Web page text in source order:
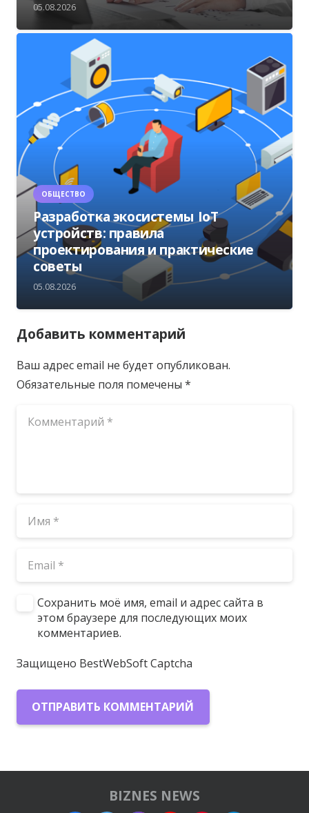
05.08.2026
ОБЩЕСТВО
Разработка экосистемы IoT
устройств: правила
проектирования и практические
советы
05.08.2026
Добавить комментарий
Ваш адрес email не будет опубликован.
Обязательные поля помечены *
Сохранить моё имя, email и адрес сайта в
этом браузере для последующих моих
комментариев.
Защищено BestWebSoft Captcha
ОТПРАВИТЬ КОММЕНТАРИЙ
BIZNES NEWS